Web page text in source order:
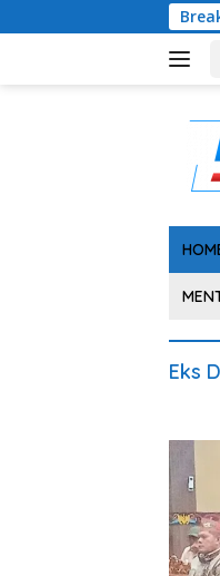
ke
5 Komisioner KPU
Eks